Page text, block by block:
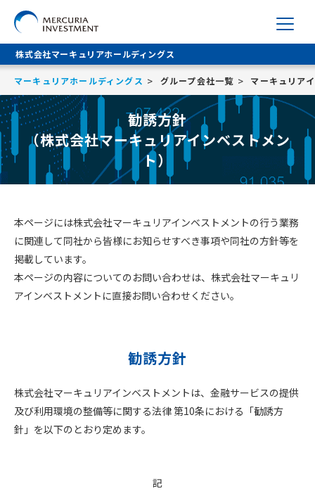
株式会社マーキュリアホールディングス
マーキュリアホールディングス グループ会社一覧 マーキュリア
勧誘方針
（株式会社マーキュリアインベストメン
ト）
本ページには株式会社マーキュリアインベストメントの行う業務
に関連して同社から皆様にお知らせすべき事項や同社の方針等を
掲載しています。
本ページの内容についてのお問い合わせは、株式会社マーキュリ
アインベストメントに直接お問い合わせください。
勧誘方針
株式会社マーキュリアインベストメントは、 金融サービスの提供
及び利用環境の整備等に関する法律第10条における「勧誘方
針」を以下のとおり定めます。
記